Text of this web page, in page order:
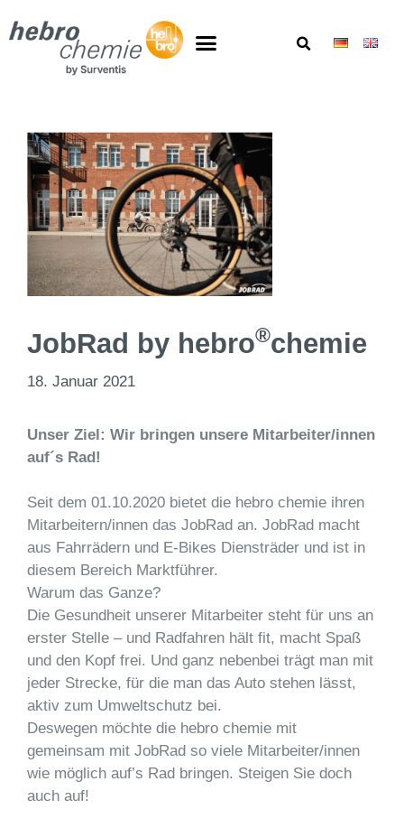
JobRad by hebro®chemie
18. Januar 2021
Unser Ziel: Wir bringen unsere Mitarbeiter/innen
auf´s Rad!
Seit dem 01.10.2020 bietet die hebro chemie ihren
Mitarbeitern/innen das JobRad an. JobRad macht
aus Fahrrädern und E-Bikes Diensträder und ist in
diesem Bereich Marktführer.
Warum das Ganze?
Die Gesundheit unserer Mitarbeiter steht für uns an
erster Stelle – und Radfahren hält fit, macht Spaß
und den Kopf frei. Und ganz nebenbei trägt man mit
jeder Strecke, für die man das Auto stehen lässt,
aktiv zum Umweltschutz bei.
Deswegen möchte die hebro chemie mit
gemeinsam mit JobRad so viele Mitarbeiter/innen
wie möglich auf’s Rad bringen. Steigen Sie doch
auch auf!